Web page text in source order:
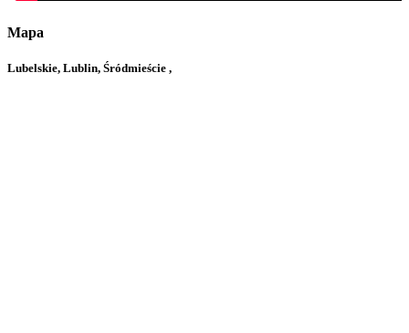
Mapa
Lubelskie, Lublin, Śródmieście ,